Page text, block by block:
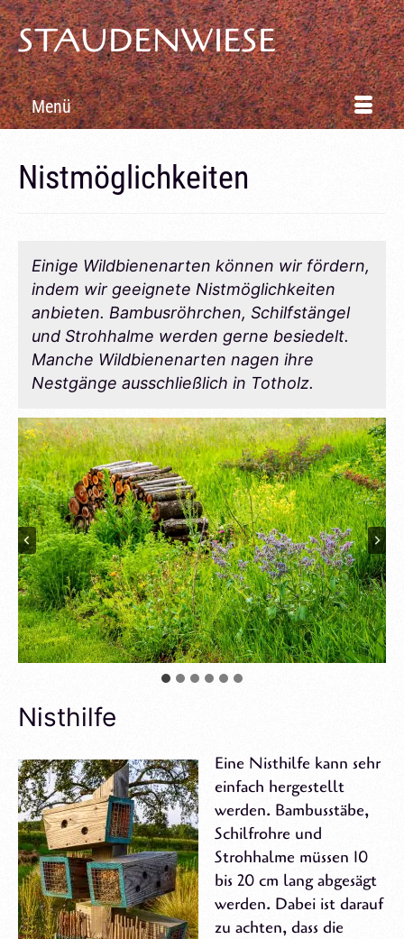
STAUDENWIESE
Menü
Nistmöglichkeiten
Einige Wildbienenarten können wir fördern,
indem wir geeignete Nistmöglichkeiten
anbieten. Bambusröhrchen, Schilfstängel
und Strohhalme werden gerne besiedelt.
Manche Wildbienenarten nagen ihre
Nestgänge ausschließlich in Totholz.
Nisthilfe
Eine Nisthilfe kann sehr
einfach hergestellt
werden. Bambusstäbe,
Schilfrohre und
Strohhalme müssen 10
bis 20 cm lang abgesägt
werden. Dabei ist darauf
zu achten, dass die